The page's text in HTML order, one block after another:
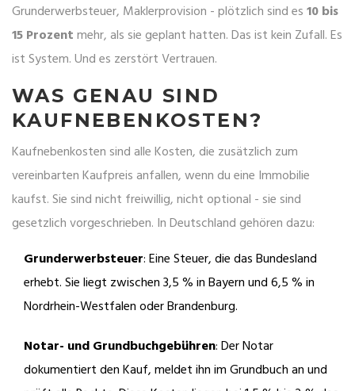
Grunderwerbsteuer, Maklerprovision - plötzlich sind es10 bis
15 Prozentmehr, als sie geplant hatten. Das ist kein Zufall. Es
ist System. Und es zerstört Vertrauen.
WAS GENAU SIND
KAUFNEBENKOSTEN?
Kaufnebenkosten sind alle Kosten, die zusätzlich zum
vereinbarten Kaufpreis anfallen, wenn du eine Immobilie
kaufst. Sie sind nicht freiwillig, nicht optional - sie sind
gesetzlich vorgeschrieben. In Deutschland gehören dazu:
Grunderwerbsteuer: Eine Steuer, die das Bundesland
erhebt. Sie liegt zwischen 3,5 % in Bayern und 6,5 % in
Nordrhein-Westfalen oder Brandenburg.
Notar- und Grundbuchgebühren: Der Notar
dokumentiert den Kauf, meldet ihn im Grundbuch an und